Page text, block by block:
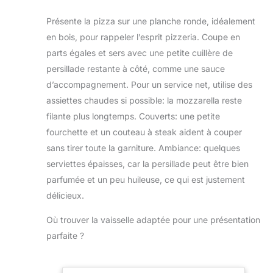
facilement et se
répartira bien.
Pizzaschieber
Fabriqué en
aluminium, il a une
surface extra large
de 40 x 30 cm et
kg. Il peut
facilement
transporter de
grandes pizzas et
est idéal pour les
cuisines privées et
différentes
exigences et
demandes 【Beau
alimentaire est
toujours prêt à
l'emploi ;
construction en
facile à nettoyer et
verre trempé
résistant aux
pour une utilisation
【Fonctionnement
piles. Zones de
température sûres :
mesure des plages
de température de
50 à 300 °C/100 à
600 °F, les zones
rouges/bleues
différents
indicateurs de zone
de température
notés sur le cadran,
d'être à la bonne
indicateur : l'écran
Présente la pizza sur une planche ronde, idéalement
en bois, pour rappeler l’esprit pizzeria. Coupe en
parts égales et sers avec une petite cuillère de
persillade restante à côté, comme une sauce
d’accompagnement. Pour un service net, utilise des
assiettes chaudes si possible: la mozzarella reste
filante plus longtemps. Couverts: une petite
fourchette et un couteau à steak aident à couper
sans tirer toute la garniture. Ambiance: quelques
serviettes épaisses, car la persillade peut être bien
parfumée et un peu huileuse, ce qui est justement
délicieux.
Où trouver la vaisselle adaptée pour une présentation
parfaite ?